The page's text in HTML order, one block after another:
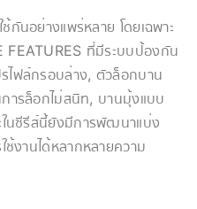
นอย่างแพร่หลาย โดยเฉพาะ
ที่มีระบบป้องกัน
ไฟล์กรอบล่าง, ตัวล็อกบาน
ารล็อกไม่สนิท, บานมุ้งแบบ
ในซีรีส์นี้ยังมีการพัฒนาแบ่ง
งานได้หลากหลายความ